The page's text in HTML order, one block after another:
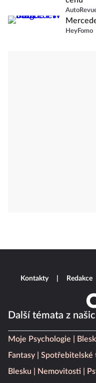
HeyFomo
Další témata z
Moje Psychologie
Fantasy
Spotřebitelské
Blesku
Nemovitosti
Kontakty Redakce